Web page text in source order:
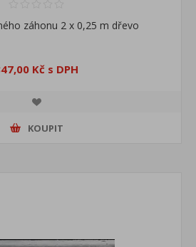
záhonu 2 x 0,25 m dřevo
Kč s DPH
KOUPIT